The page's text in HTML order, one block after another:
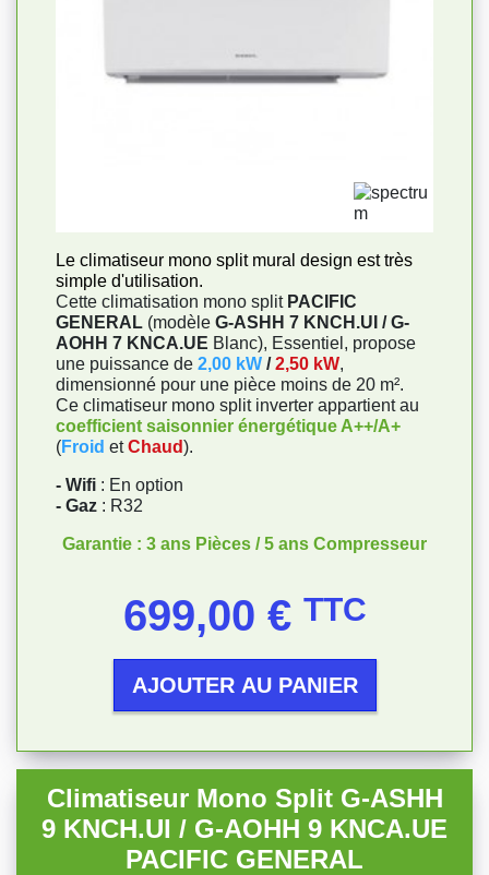
Le climatiseur mono split mural design est très
simple d'utilisation.
Cette climatisation mono split PACIFIC
GENERAL (modèle G-ASHH 7 KNCH.UI / G-
AOHH 7 KNCA.UE Blanc), Essentiel, propose
une puissance de 2,00 kW /2,50 kW,
dimensionné pour une pièce moins de 20 m².
Ce climatiseur mono split inverter appartient au
coefficient saisonnier énergétique A++/A+
(Froid etChaud).
- Wifi : En option
- Gaz : R32
Garantie : 3 ans Pièces / 5 ans Compresseur
699,00 € TTC
AJOUTER AU PANIER
Climatiseur Mono Split G-ASHH
9 KNCH.UI / G-AOHH 9 KNCA.UE
PACIFIC GENERAL